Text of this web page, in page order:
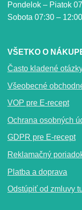
Pondelok – Piatok
Sobota 07:30 – 12:00
VŠETKO O
Často kladené
Všeobecné
VOP pre E-recept
Ochrana osobných
GDPR pre E-recept
Reklamačný
Platba a doprava
Odstúpiť od zmluvy